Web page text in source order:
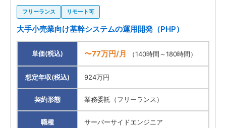
フリーランス リモート可
大手小売業向け基幹システムの運用開発（PHP）
単価(税込) 〜77万円/月 （140時間～180時間）
想定年収(税込) 924万円
契約形態 業務委託（フリーランス）
職種 サーバーサイドエンジニア